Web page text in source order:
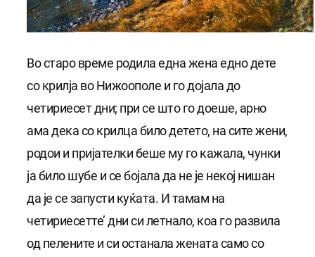
Во старо време родила една жена едно дете
со крилја во Нижоополе и го дојала до
четириесет дни; при се што го доеше, арно
ама дека со крилца било детето, на сите жени,
родои и пријателки беше му го кажала, чунки
ја било шубе и се бојала да не је некој нишан
да је се запусти куќата. И тамам на
четириесетте’ дни си летнало, коа го развила
од пелените и си останала жената само со